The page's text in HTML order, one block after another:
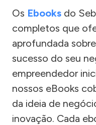
Os Ebooks do
completos que
aprofundada
sucesso do seu
empreendedor
nossos eBooks
da ideia de
inovação. Cada